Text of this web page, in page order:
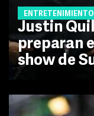
ENTRETENIMIENTO
Justin
preparan
show de